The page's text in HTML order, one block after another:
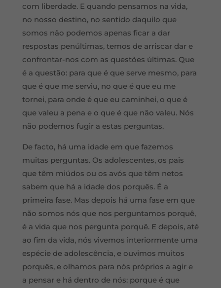
com liberdade. E quando pensamos na vida,
no nosso destino, no sentido daquilo que
somos não podemos apenas ficar a dar
respostas penúltimas, temos de arriscar dar e
confrontar-nos com as questões últimas. Que
é a questão: para que é que serve mesmo, para
que é que me serviu, no que é que eu me
tornei, para onde é que eu caminhei, o que é
que valeu a pena e o que é que não valeu. Nós
não podemos fugir a estas perguntas.
De facto, há uma idade em que fazemos
muitas perguntas. Os adolescentes, os pais
que têm miúdos ou os avós que têm netos
sabem que há a idade dos porquês. É a
primeira fase. Mas depois há uma fase em que
não somos nós que nos perguntamos porquê,
é a vida que nos pergunta porquê. E depois, até
ao fim da vida, nós vivemos interiormente uma
espécie de adolescência, e ouvimos muitos
porquês, e olhamos para nós próprios a agir e
a pensar e há dentro de nós: porque é que